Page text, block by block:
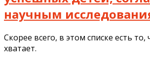
научным
Скорее всего, в этом списке есть то,
хватает.